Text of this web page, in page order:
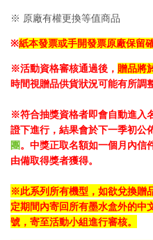
※ 原廠有權更換等值商品
※紙本發票或手開發票原廠保留
※活動資格審核通過後， 贈品將
時間視贈品供貨狀況可能有所調
※符合抽獎資格者即會自動進入
證下進行，結果會於下一季初公
團。中獎正取名額如一個月內信
由備取得獎者獲得。
※此系列所有機型， 如欲兌換贈
定期間內寄回所有墨水盒外的中
號，寄至活動小組進行審核。